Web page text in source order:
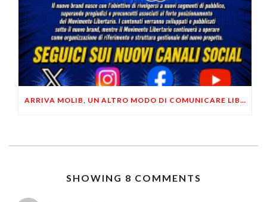
ARRIVA MOLIB, UN ALTRO MODO DI COMUNICARE LIBERTARIO
SHOWING 8 COMMENTS